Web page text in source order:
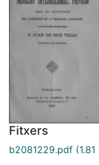
Fitxers
b2081229.pdf (1.81